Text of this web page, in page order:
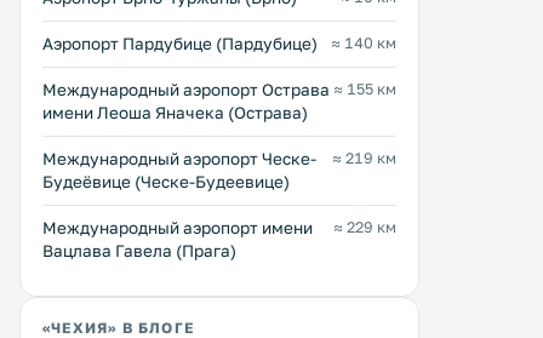
Аэропорт Пардубице (Пардубице) ≈ 140 км
Международный аэропорт Острава
имени Леоша Яначека (Острава)
≈ 155 км
Международный аэропорт Ческе-
Будеёвице (Ческе-Будеевице)
≈ 219 км
Международный аэропорт имени
Вацлава Гавела (Прага)
≈ 229 км
«ЧЕХИЯ» В БЛОГЕ